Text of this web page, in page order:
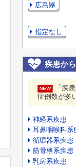
広島県
指定なし
疾患か
NEW
「疾
症例数が多
神経系疾患
耳鼻咽喉科系
循環器系疾患
筋骨格系疾患
乳房系疾患